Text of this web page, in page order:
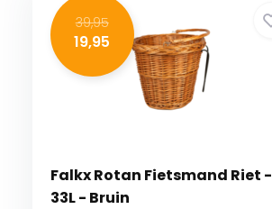
39,95
19,95
Falkx Rotan Fietsmand Riet -
33L - Bruin